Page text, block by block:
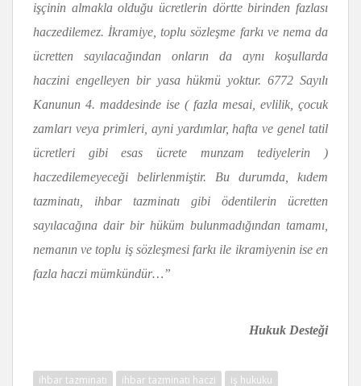
işçinin almakla olduğu ücretlerin dörtte birinden fazlası
haczedilemez. İkramiye, toplu sözleşme farkı ve nema da
ücretten sayılacağından onların da aynı koşullarda
haczini engelleyen bir yasa hükmü yoktur. 6772 Sayılı
Kanunun 4. maddesinde ise ( fazla mesai, evlilik, çocuk
zamları veya primleri, ayni yardımlar, hafta ve genel tatil
ücretleri gibi esas ücrete munzam tediyelerin )
haczedilemeyeceği belirlenmiştir. Bu durumda, kıdem
tazminatı, ihbar tazminatı gibi ödentilerin ücretten
sayılacağına dair bir hüküm bulunmadığından tamamı,
nemanın ve toplu iş sözleşmesi farkı ile ikramiyenin ise en
fazla haczi mümkündür…”
Hukuk Desteği
ihbar tazminatı ihbar tazminatı haczi iş hukuku